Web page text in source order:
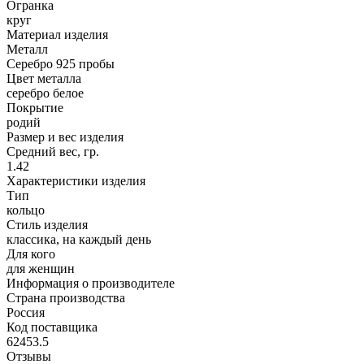
Огранка
круг
Материал изделия
Металл
Серебро 925 пробы
Цвет металла
серебро белое
Покрытие
родий
Размер и вес изделия
Средний вес, гр.
1.42
Характеристики изделия
Тип
кольцо
Стиль изделия
классика, на каждый день
Для кого
для женщин
Информация о производителе
Страна производства
Россия
Код поставщика
62453.5
Отзывы